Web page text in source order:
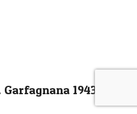
1943-